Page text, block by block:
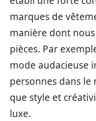
marques de
manière dont
pièces. Par
mode audacieuse
personnes dans
que style et
luxe.